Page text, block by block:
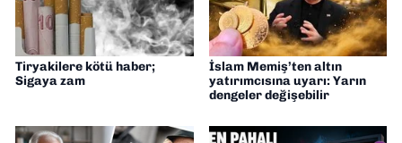
Tiryakilere kötü haber;
Sigaya zam
İslam Memiş’ten altın
yatırımcısına uyarı: Yarın
dengeler değişebilir